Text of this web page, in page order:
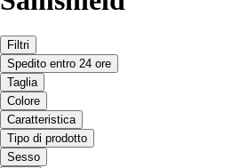
Filtri
Spedito entro 24 ore
Taglia
Colore
Caratteristica
Tipo di prodotto
Sesso